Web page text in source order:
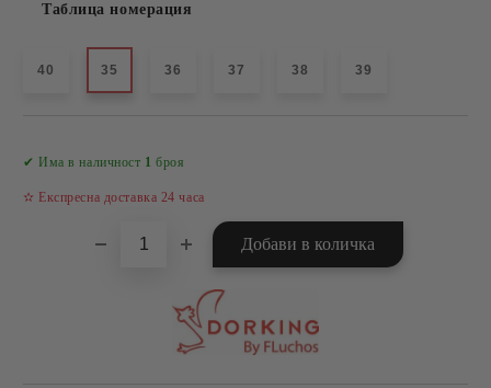
Таблица номерация
40 35 36 37 38 39
✔ Има в наличност 1 броя
✫ Експресна доставка 24 часа